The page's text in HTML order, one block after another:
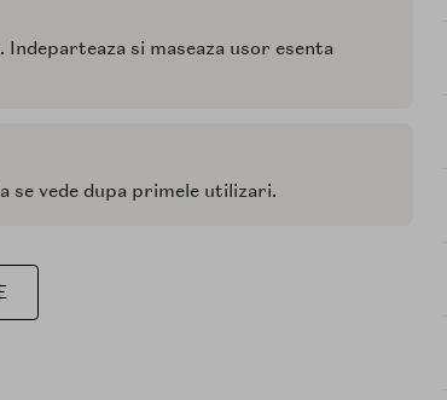
si maseaza usor esenta
se vede dupa primele utilizari.